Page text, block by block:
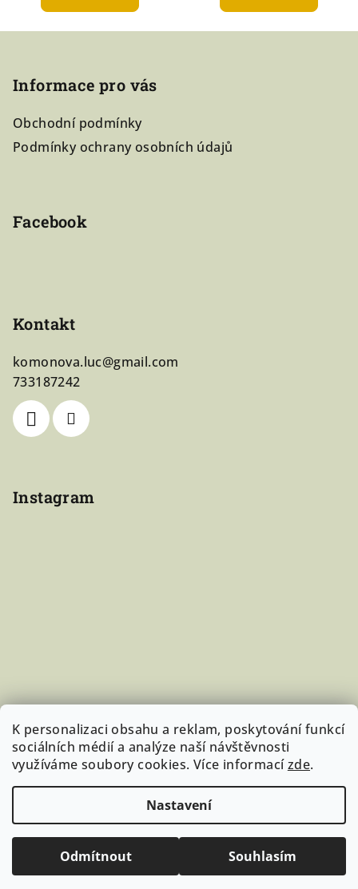
K personalizaci obsahu a reklam, poskytování funkcí
sociálních médií a analýze naší návštěvnosti
využíváme soubory cookies. Více informacízde.
Nastavení
Odmítnout Souhlasím
Informace pro vás
Obchodní podmínky
Podmínky ochrany osobních údajů
Facebook
Kontakt
komonova.luc@gmail.com
733187242
Instagram
Sledovat na Instagramu
Upravit nastavení cookies
Vytvořil Shoptet